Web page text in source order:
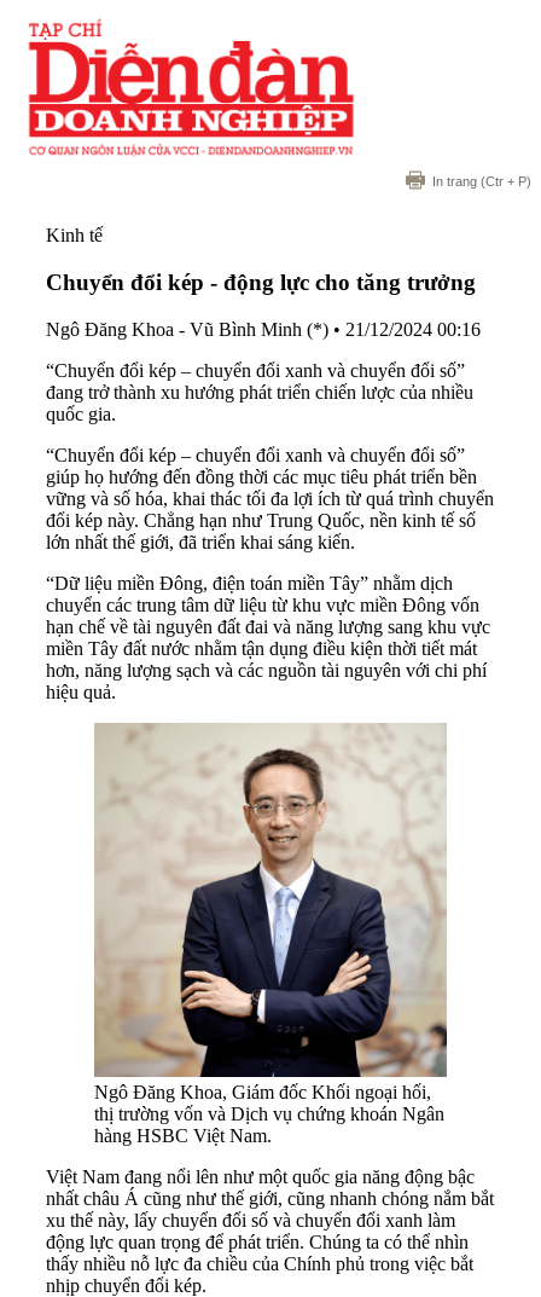
In trang (Ctr + P)
Kinh tế
Chuyển đổi kép - động lực cho tăng trưởng
Ngô Đăng Khoa - Vũ Bình Minh (*) • 21/12/2024 00:16
“Chuyển đổi kép – chuyển đổi xanh và chuyển đổi số”
đang trở thành xu hướng phát triển chiến lược của nhiều
quốc gia.
“Chuyển đổi kép – chuyển đổi xanh và chuyển đổi số”
giúp họ hướng đến đồng thời các mục tiêu phát triển bền
vững và số hóa, khai thác tối đa lợi ích từ quá trình chuyển
đổi kép này. Chẳng hạn như Trung Quốc, nền kinh tế số
lớn nhất thế giới, đã triển khai sáng kiến.
“Dữ liệu miền Đông, điện toán miền Tây” nhằm dịch
chuyển các trung tâm dữ liệu từ khu vực miền Đông vốn
hạn chế về tài nguyên đất đai và năng lượng sang khu vực
miền Tây đất nước nhằm tận dụng điều kiện thời tiết mát
hơn, năng lượng sạch và các nguồn tài nguyên với chi phí
hiệu quả.
Ngô Đăng Khoa, Giám đốc Khối ngoại hối,
thị trường vốn và Dịch vụ chứng khoán Ngân
hàng HSBC Việt Nam.
Việt Nam đang nổi lên như một quốc gia năng động bậc
nhất châu Á cũng như thế giới, cũng nhanh chóng nắm bắt
xu thế này, lấy chuyển đổi số và chuyển đổi xanh làm
động lực quan trọng để phát triển. Chúng ta có thể nhìn
thấy nhiều nỗ lực đa chiều của Chính phủ trong việc bắt
nhịp chuyển đổi kép.